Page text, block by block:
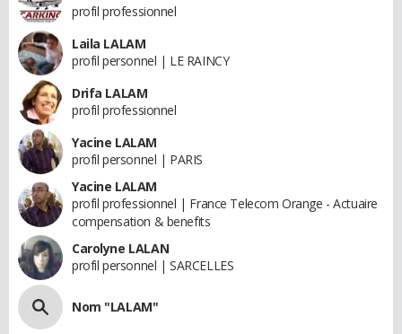
profil professionnel
Laila LALAM
profil personnel | LE RAINCY
Drifa LALAM
profil professionnel
Yacine LALAM
profil personnel | PARIS
Yacine LALAM
profil professionnel | France Telecom Orange - Actuaire
compensation & benefits
Carolyne LALAN
profil personnel | SARCELLES
Nom "LALAM"